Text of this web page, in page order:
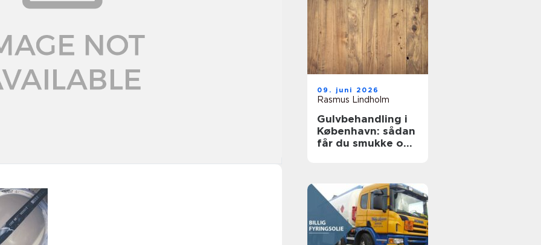
09. juni 2026
Rasmus Lindholm
Gulvbehandling i
København: sådan
får du smukke og